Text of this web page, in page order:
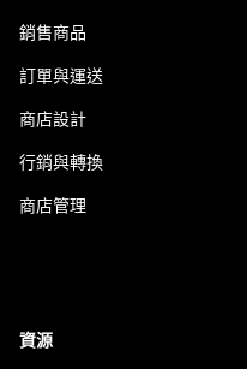
銷售商品
訂單與運送
商店設計
行銷與轉換
商店管理
資源